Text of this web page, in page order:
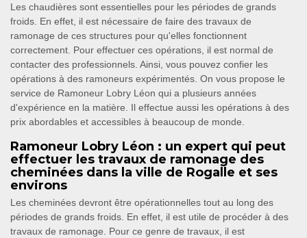
Les chaudières sont essentielles pour les périodes de grands
froids. En effet, il est nécessaire de faire des travaux de
ramonage de ces structures pour qu'elles fonctionnent
correctement. Pour effectuer ces opérations, il est normal de
contacter des professionnels. Ainsi, vous pouvez confier les
opérations à des ramoneurs expérimentés. On vous propose le
service de Ramoneur Lobry Léon qui a plusieurs années
d'expérience en la matière. Il effectue aussi les opérations à des
prix abordables et accessibles à beaucoup de monde.
Ramoneur Lobry Léon : un expert qui peut
effectuer les travaux de ramonage des
cheminées dans la ville de Rogalle et ses
environs
Les cheminées devront être opérationnelles tout au long des
périodes de grands froids. En effet, il est utile de procéder à des
travaux de ramonage. Pour ce genre de travaux, il est